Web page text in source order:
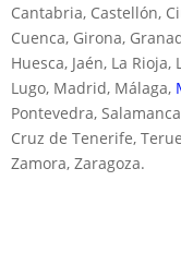
Cantabria, Castellón,
Cuenca, Girona,
Huesca, Jaén, La
Lugo, Madrid, Málaga,
Pontevedra,
Cruz de Tenerife,
Zamora, Zaragoza.